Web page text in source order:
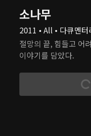
소나무
2011 • All • 다큐멘터
절망의 끝, 힘들고 어
이야기를 담았다.